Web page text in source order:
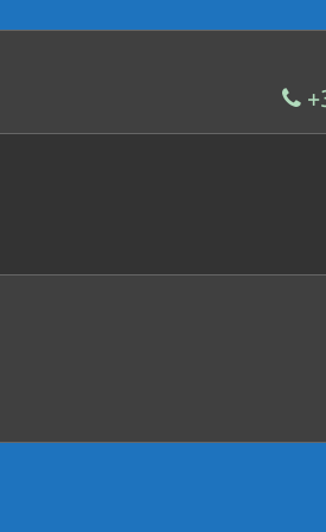
merce non avendone il possesso.
a causa della non uniformità dei
per eventuali involontarie